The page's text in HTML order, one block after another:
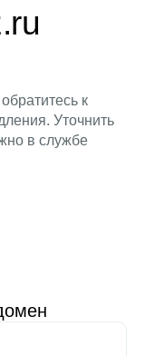
к
Уточнить
в службе